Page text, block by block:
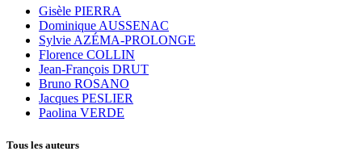
Gisèle PIERRA
Dominique AUSSENAC
Sylvie AZÉMA-PROLONGE
Florence COLLIN
Jean-François DRUT
Bruno ROSANO
Jacques PESLIER
Paolina VERDE
Tous les auteurs